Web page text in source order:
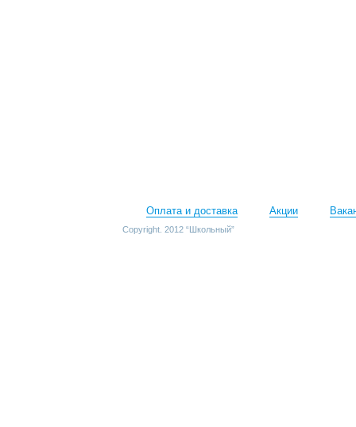
Оплата и доставка Акции
Copyright. 2012 “Школьный”